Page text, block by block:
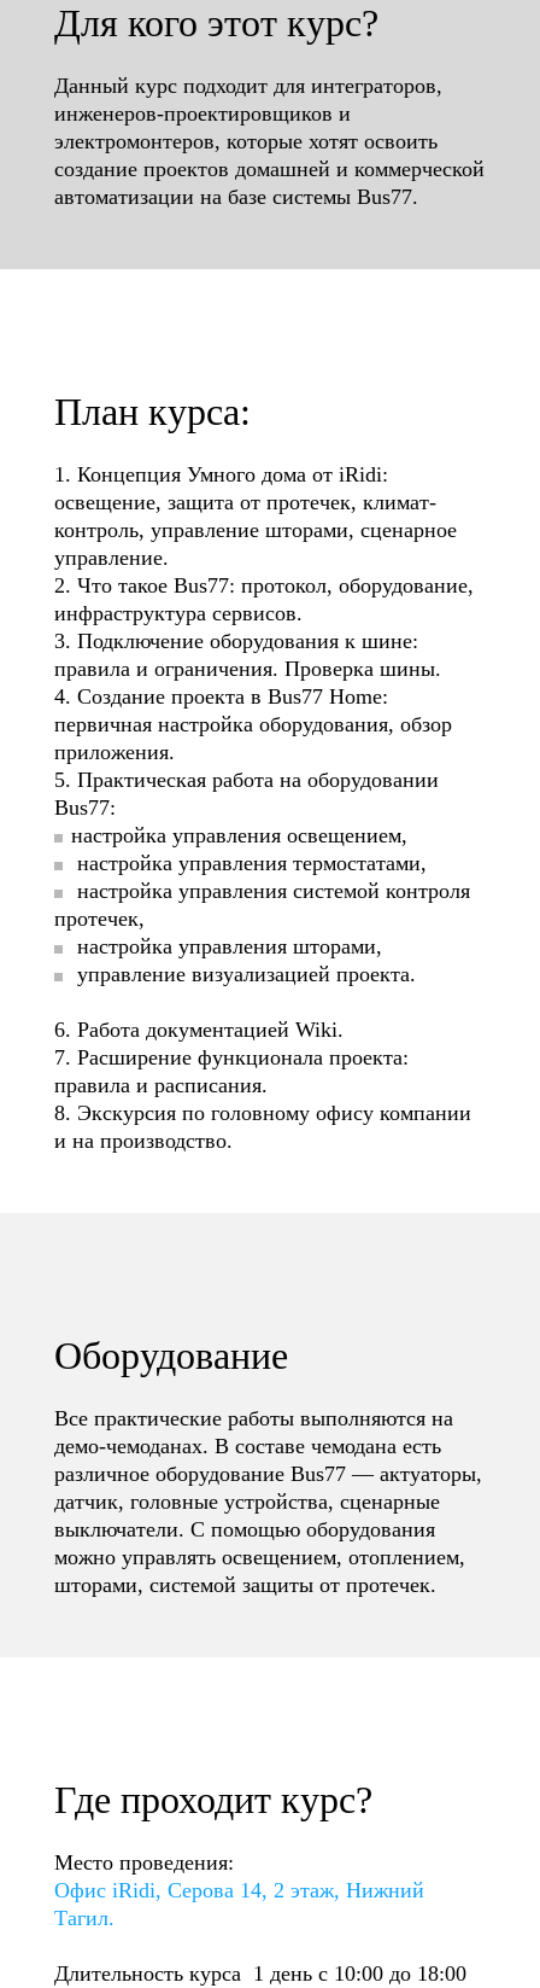
Для кого этот курс?
Данный курс подходит для интеграторов,
инженеров-проектировщиков и
электромонтеров, которые хотят освоить
создание проектов домашней и коммерческой
автоматизации на базе системы Bus77.
План курса:
1. Концепция Умного дома от iRidi:
освещение, защита от протечек, климат-
контроль, управление шторами, сценарное
управление.
2. Что такое Bus77: протокол, оборудование,
инфраструктура сервисов.
3. Подключение оборудования к шине:
правила и ограничения. Проверка шины.
4. Создание проекта в Bus77 Home:
первичная настройка оборудования, обзор
приложения.
5. Практическая работа на оборудовании
Bus77:
настройка управления освещением,
настройка управления термостатами,
настройка управления системой контроля
протечек,
настройка управления шторами,
управление визуализацией проекта.
6. Работа документацией Wiki.
7. Расширение функционала проекта:
правила и расписания.
8. Экскурсия по головному офису компании
и на производство.
Оборудование
Все практические работы выполняются на
демо-чемоданах. В составе чемодана есть
различное оборудование Bus77 — актуаторы,
датчик, головные устройства, сценарные
выключатели. С помощью оборудования
можно управлять освещением, отоплением,
шторами, системой защиты от протечек.
Где проходит курс?
Место проведения:
Офис iRidi, Серова 14, ​2 этаж, Нижний
Тагил.
Длительность курса 1 день с 10:00 до 18:00